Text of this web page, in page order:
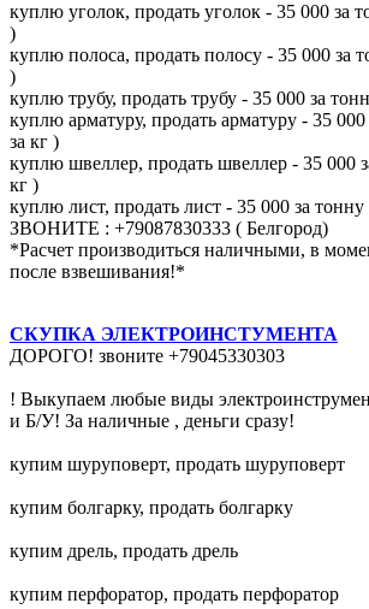
куплю уголок, продать уголок - 35 000 за
)
куплю полоса, продать полосу - 35 000 за
)
куплю трубу, продать трубу - 35 000 за
куплю арматуру, продать арматуру - 35
за кг )
куплю швеллер, продать швеллер - 35 000
кг )
куплю лист, продать лист - 35 000 за
ЗВОНИТЕ : +79087830333 ( Белгород)
*Расчет производиться наличными, в
после взвешивания!*
СКУПКА ЭЛЕКТРОИНСТУМЕНТА
ДОРОГО! звоните +79045330303
! Выкупаем любые виды
и Б/У! За наличные , деньги сразу!
купим шуруповерт, продать шуруповерт
купим болгарку, продать болгарку
купим дрель, продать дрель
купим перфоратор, продать перфоратор